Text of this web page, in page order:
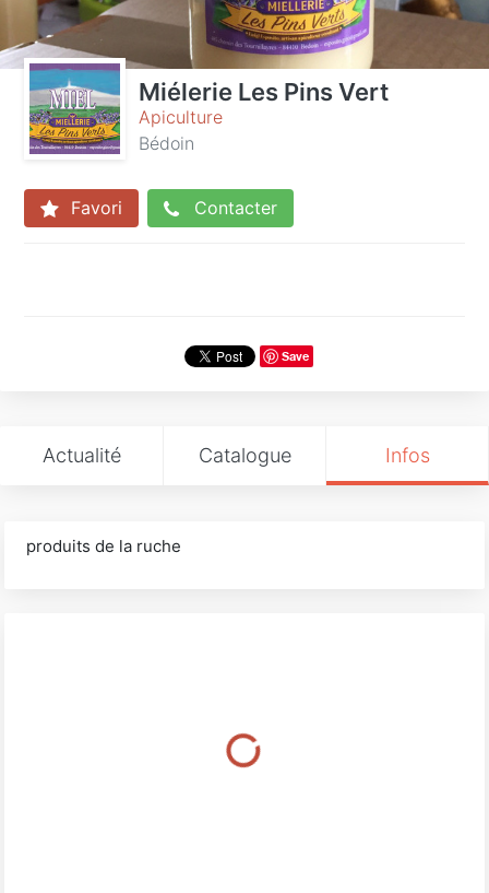
Miélerie Les Pins Vert
Apiculture
Bédoin
Favori Contacter
Save
Actualité Catalogue Infos
produits de la ruche